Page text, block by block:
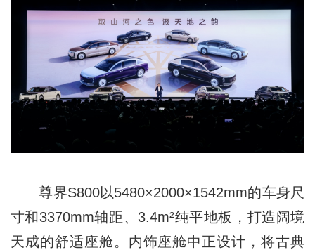
尊界S800以5480×2000×1542mm的车身尺
寸和3370mm轴距、3.4m²纯平地板，打造阔境
天成的舒适座舱。内饰座舱中正设计，将古典